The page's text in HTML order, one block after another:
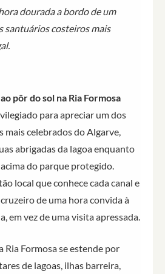
dourada a bordo de um
santuários costeiros mais
pôr do sol na Ria Formosa
para apreciar um dos
mais celebrados do Algarve,
abrigadas da lagoa enquanto
do parque protegido.
local que conhece cada canal e
de uma hora convida à
em vez de uma visita apressada.
Ria Formosa se estende por
de lagoas, ilhas barreira,